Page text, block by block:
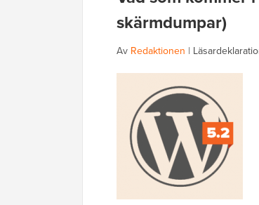
skärmdumpar)
Av Redaktionen |